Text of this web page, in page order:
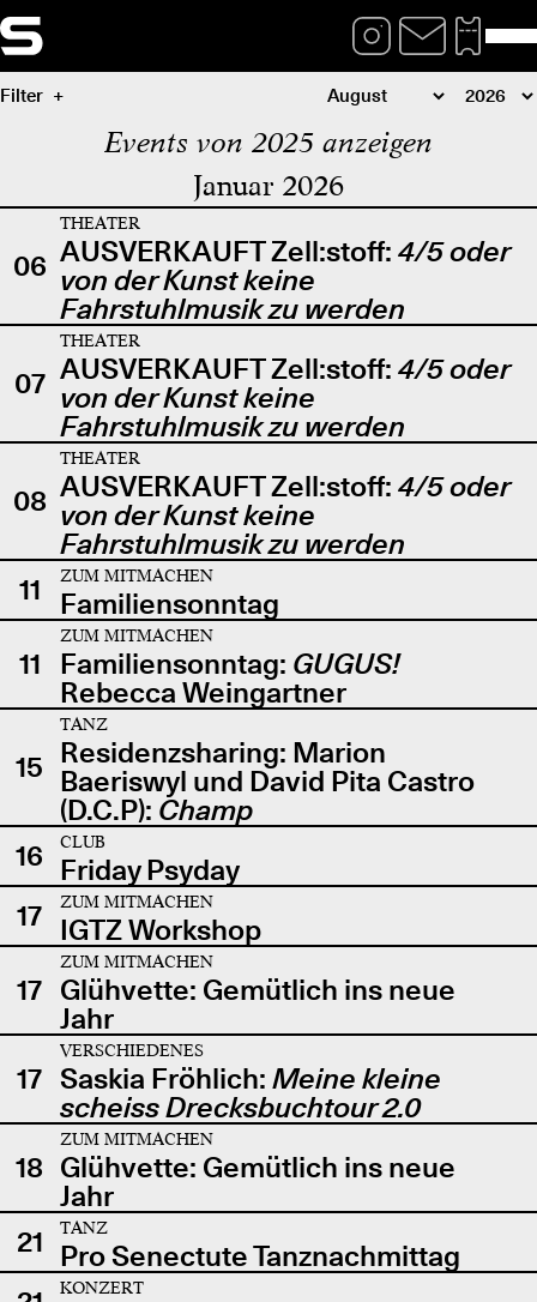
Filter
Events von 2025 anzeigen
Januar 2026
06
THEATER
AUSVERKAUFT Zell:stoff: 4/5 oder
von der Kunst keine
Fahrstuhlmusik zu werden
07
THEATER
AUSVERKAUFT Zell:stoff: 4/5 oder
von der Kunst keine
Fahrstuhlmusik zu werden
08
THEATER
AUSVERKAUFT Zell:stoff: 4/5 oder
von der Kunst keine
Fahrstuhlmusik zu werden
11
ZUM MITMACHEN
Familiensonntag
11
ZUM MITMACHEN
Familiensonntag: GUGUS!
Rebecca Weingartner
15
TANZ
Residenzsharing: Marion
Baeriswyl und David Pita Castro
(D.C.P): Champ
16
CLUB
Friday Psyday
17
ZUM MITMACHEN
IGTZ Workshop
17
ZUM MITMACHEN
Glühvette: Gemütlich ins neue
Jahr
17
VERSCHIEDENES
Saskia Fröhlich: Meine kleine
scheiss Drecksbuchtour 2.0
18
ZUM MITMACHEN
Glühvette: Gemütlich ins neue
Jahr
21
TANZ
Pro Senectute Tanznachmittag
KONZERT